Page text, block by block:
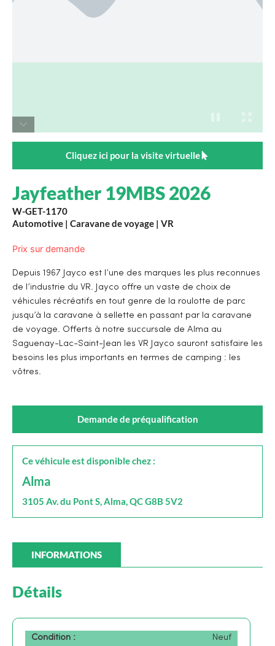
Cliquez ici pour la visite virtuelle
Jayfeather 19MBS 2026
W-GET-1170
Automotive | Caravane de voyage | VR
Prix sur demande
Depuis 1967 Jayco est l’une des marques les plus reconnues
de l’industrie du VR. Jayco offre un vaste de choix de
véhicules récréatifs en tout genre de la roulotte de parc
jusqu’à la caravane à sellette en passant par la caravane
de voyage. Offerts à notre succursale de Alma au
Saguenay-Lac-Saint-Jean les VR Jayco sauront satisfaire les
besoins les plus importants en termes de camping : les
vôtres.
Demande de préqualification
Ce véhicule est disponible chez :
Alma
3105 Av. du Pont S, Alma, QC G8B 5V2
INFORMATIONS
Détails
Condition :
Neuf